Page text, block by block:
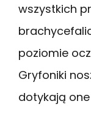
wszystkich
poziomie
Gryfoniki
dotykają